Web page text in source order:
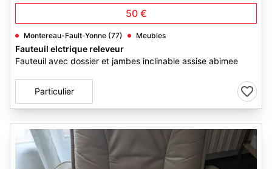
50 €
Montereau-Fault-Yonne (77) Meubles
Fauteuil elctrique releveur
Fauteuil avec dossier et jambes inclinable assise abimee
Particulier